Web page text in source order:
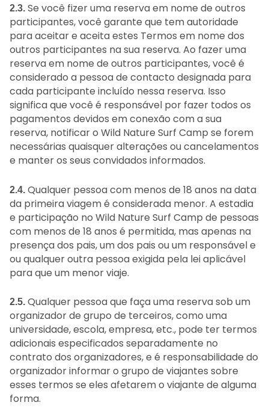
2.3. Se você fizer uma reserva em nome de outros
participantes, você garante que tem autoridade
para aceitar e aceita estes Termos em nome dos
outros participantes na sua reserva. Ao fazer uma
reserva em nome de outros participantes, você é
considerado a pessoa de contacto designada para
cada participante incluído nessa reserva. Isso
significa que você é responsável por fazer todos os
pagamentos devidos em conexão com a sua
reserva, notificar o Wild Nature Surf Camp se forem
necessárias quaisquer alterações ou cancelamentos
e manter os seus convidados informados.
2.4. Qualquer pessoa com menos de 18 anos na data
da primeira viagem é considerada menor. A estadia
e participação no Wild Nature Surf Camp de pessoas
com menos de 18 anos é permitida, mas apenas na
presença dos pais, um dos pais ou um responsável e
ou qualquer outra pessoa exigida pela lei aplicável
para que um menor viaje.
2.5. Qualquer pessoa que faça uma reserva sob um
organizador de grupo de terceiros, como uma
universidade, escola, empresa, etc., pode ter termos
adicionais especificados separadamente no
contrato dos organizadores, e é responsabilidade do
organizador informar o grupo de viajantes sobre
esses termos se eles afetarem o viajante de alguma
forma.